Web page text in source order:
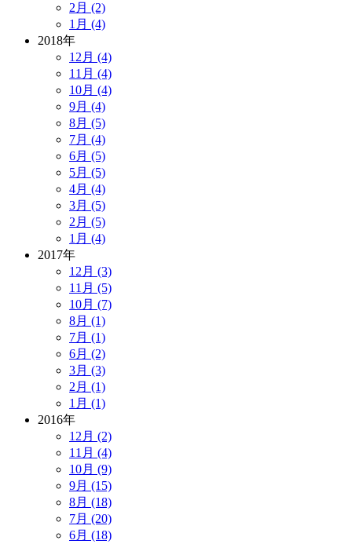
2月 (2)
1月 (4)
2018年
12月 (4)
11月 (4)
10月 (4)
9月 (4)
8月 (5)
7月 (4)
6月 (5)
5月 (5)
4月 (4)
3月 (5)
2月 (5)
1月 (4)
2017年
12月 (3)
11月 (5)
10月 (7)
8月 (1)
7月 (1)
6月 (2)
3月 (3)
2月 (1)
1月 (1)
2016年
12月 (2)
11月 (4)
10月 (9)
9月 (15)
8月 (18)
7月 (20)
6月 (18)